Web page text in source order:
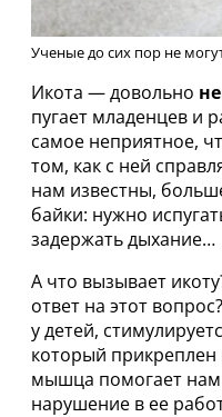
Ученые до сих пор не
Икота — довольно
пугает младенцев и
самое неприятное,
том, как с ней
нам известны,
байки: нужно
задержать дыхание…
А что вызывает
ответ на этот
у детей,
который
мышца помогает
нарушение в ее